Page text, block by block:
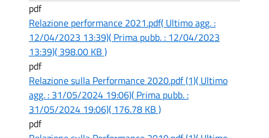
pdf
Relazione performance 2021.pdf( Ultimo agg. :
12/04/2023 13:39)( Prima pubb. : 12/04/2023
13:39)( 398.00 KB )
pdf
Relazione sulla Performance 2020.pdf (1)( Ultimo
agg. : 31/05/2024 19:06)( Prima pubb. :
31/05/2024 19:06)( 176.78 KB )
pdf